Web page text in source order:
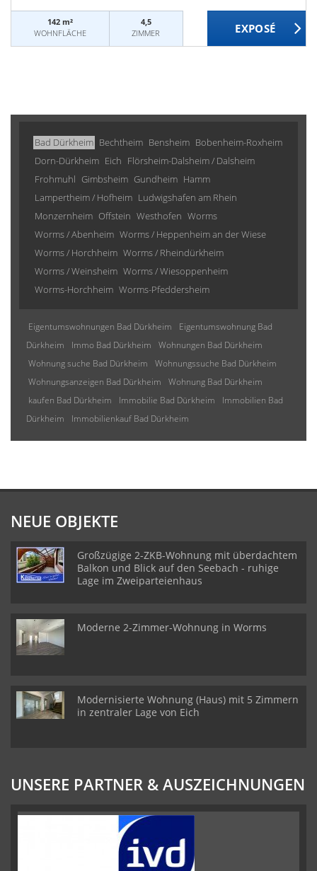
142 m²
WOHNFLÄCHE
4,5
ZIMMER
Bad Dürkheim Bechtheim Bensheim Bobenheim-Roxheim
Dorn-Dürkheim Eich Flörsheim-Dalsheim / Dalsheim
Frohmuhl Gimbsheim Gundheim Hamm
Lampertheim / Hofheim Ludwigshafen am Rhein
Monzernheim Offstein Westhofen Worms
Worms / Abenheim Worms / Heppenheim an der Wiese
Worms / Horchheim Worms / Rheindürkheim
Worms / Weinsheim Worms / Wiesoppenheim
Worms-Horchheim Worms-Pfeddersheim
Eigentumswohnungen Bad Dürkheim
Eigentumswohnung Bad
Dürkheim
Immo Bad Dürkheim
Wohnungen Bad Dürkheim
Wohnung suche Bad Dürkheim
Wohnungssuche Bad Dürkheim
Wohnungsanzeigen Bad Dürkheim
Wohnung Bad Dürkheim
kaufen Bad Dürkheim
Immobilie Bad Dürkheim
Immobilien Bad
Dürkheim
Immobilienkauf Bad Dürkheim
NEUE OBJEKTE
Großzügige 2-ZKB-Wohnung mit überdachtem
Balkon und Blick auf den Seebach - ruhige
Lage im Zweiparteienhaus
Moderne 2-Zimmer-Wohnung in Worms
Modernisierte Wohnung (Haus) mit 5 Zimmern
in zentraler Lage von Eich
UNSERE PARTNER & AUSZEICHNUNGEN